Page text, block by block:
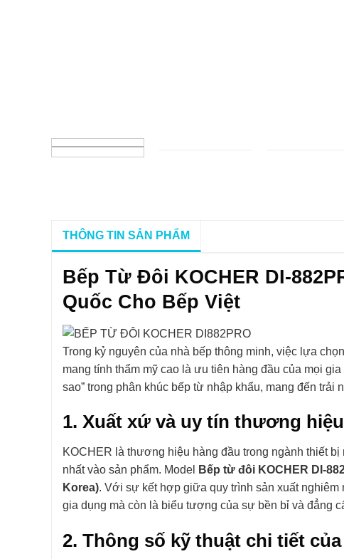
THÔNG TIN SẢN PHẨM
Bếp Từ Đôi KOCHER DI-
Quốc Cho Bếp Việt
Trong kỷ nguyên của nhà bếp thông minh, việc lựa
mang tính thẩm mỹ cao là ưu tiên hàng đầu của mọi gia
sao” trong phân khúc bếp từ nhập khẩu, mang đến
1. Xuất xứ và uy tín thương hiệu
KOCHER là thương hiệu hàng đầu trong ngành thiết
nhất vào sản phẩm. Model
Bếp từ đôi KOCHER DI-
Korea). Với sự kết hợp giữa quy trình sản xuất nghiêm
gia dụng mà còn là biểu tượng của sự bền bỉ và đẳng
2. Thông số kỹ thuật chi tiết